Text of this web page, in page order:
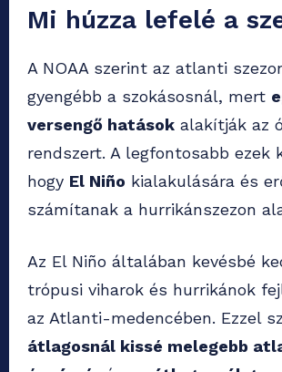
Mi húzza lefelé a
A NOAA szerint az atlanti
gyengébb a szokásosnál, mert
versengő hatások alakítják az
rendszert. A legfontosabb ezek
hogy El Niño kialakulására és
számítanak a hurrikánszezon
Az El Niño általában kevésbé
trópusi viharok és hurrikánok
az Atlanti-medencében. Ezzel
átlagosnál kissé melegebb